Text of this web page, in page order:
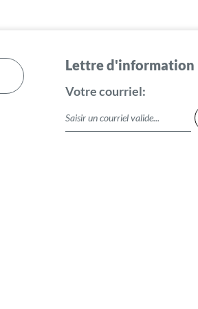
Lettre d'information
Votre courriel: